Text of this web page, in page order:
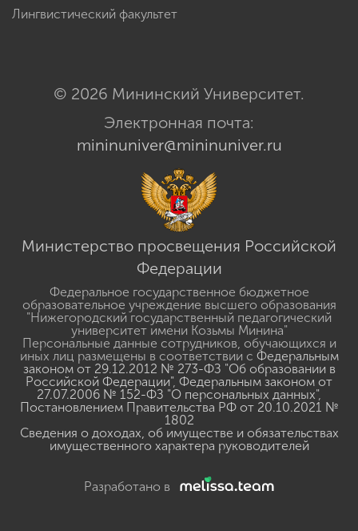
Лингвистический факультет
© 2026 Мининский Университет.
Электронная почта:
mininuniver@mininuniver.ru
Министерство просвещения Российской
Федерации
Федеральное государственное бюджетное
образовательное учреждение высшего образования
"Нижегородский государственный педагогический
университет имени Козьмы Минина"
Персональные данные сотрудников, обучающихся и
иных лиц размещены в соответствии с Федеральным
законом от 29.12.2012 № 273-ФЗ "Об образовании в
Российской Федерации", Федеральным законом от
27.07.2006 № 152-ФЗ "О персональных данных",
Постановлением Правительства РФ от 20.10.2021 №
1802
Сведения о доходах, об имуществе и обязательствах
имущественного характера руководителей
Разработано в